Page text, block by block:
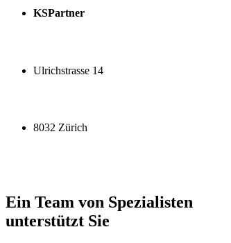
KSPartner
Ulrichstrasse 14
8032 Zürich
Ein Team von Spezialisten
unterstützt Sie